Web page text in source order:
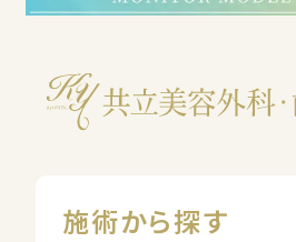
施術から探す